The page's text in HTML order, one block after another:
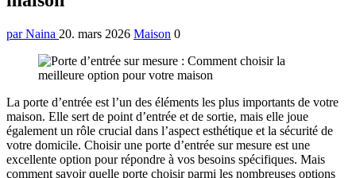
par Naina 20. mars 2026 Maison 0
La porte d’entrée est l’un des éléments les plus importants de votre
maison. Elle sert de point d’entrée et de sortie, mais elle joue
également un rôle crucial dans l’aspect esthétique et la sécurité de
votre domicile. Choisir une porte d’entrée sur mesure est une
excellente option pour répondre à vos besoins spécifiques. Mais
comment savoir quelle porte choisir parmi les nombreuses options